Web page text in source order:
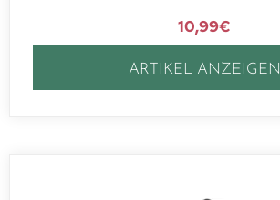
10,99€
ARTIKEL ANZEIGEN